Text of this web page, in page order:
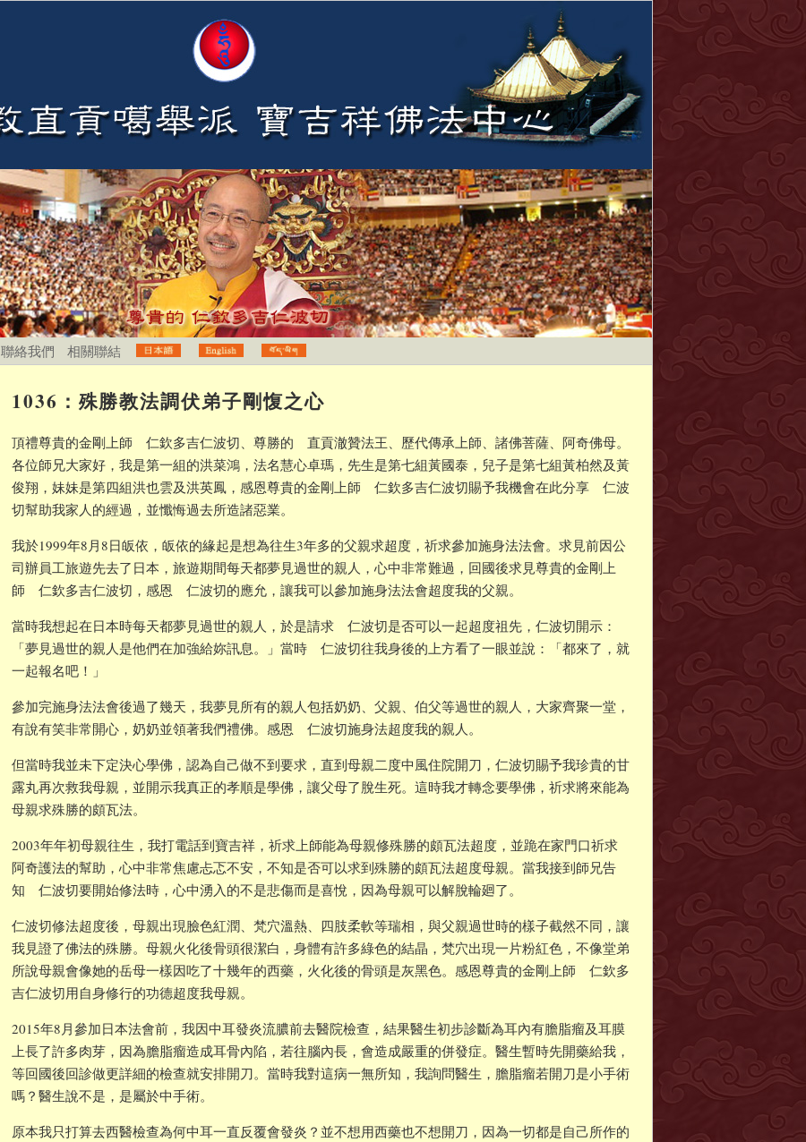
聯絡我們 相關聯結
1036：殊勝教法調伏弟子剛愎之心
頂禮尊貴的金剛上師 仁欽多吉仁波切、尊勝的 直貢澈贊法王、歷代傳承上師、諸佛菩薩、阿奇佛母。
各位師兄大家好，我是第一組的洪菜鴻，法名慧心卓瑪，先生是第七組黃國泰，兒子是第七組黃柏然及黃
俊翔，妹妹是第四組洪也雲及洪英鳳，感恩尊貴的金剛上師 仁欽多吉仁波切賜予我機會在此分享 仁波
切幫助我家人的經過，並懺悔過去所造諸惡業。
我於1999年8月8日皈依，皈依的緣起是想為往生3年多的父親求超度，祈求參加施身法法會。求見前因公
司辦員工旅遊先去了日本，旅遊期間每天都夢見過世的親人，心中非常難過，回國後求見尊貴的金剛上
師 仁欽多吉仁波切，感恩 仁波切的應允，讓我可以參加施身法法會超度我的父親。
當時我想起在日本時每天都夢見過世的親人，於是請求 仁波切是否可以一起超度祖先，仁波切開示：
「夢見過世的親人是他們在加強給妳訊息。」當時 仁波切往我身後的上方看了一眼並說：「都來了，就
一起報名吧！」
參加完施身法法會後過了幾天，我夢見所有的親人包括奶奶、父親、伯父等過世的親人，大家齊聚一堂，
有說有笑非常開心，奶奶並領著我們禮佛。感恩 仁波切施身法超度我的親人。
但當時我並未下定決心學佛，認為自己做不到要求，直到母親二度中風住院開刀，仁波切賜予我珍貴的甘
露丸再次救我母親，並開示我真正的孝順是學佛，讓父母了脫生死。這時我才轉念要學佛，祈求將來能為
母親求殊勝的頗瓦法。
2003年年初母親往生，我打電話到寶吉祥，祈求上師能為母親修殊勝的頗瓦法超度，並跪在家門口祈求
阿奇護法的幫助，心中非常焦慮忐忑不安，不知是否可以求到殊勝的頗瓦法超度母親。當我接到師兄告
知 仁波切要開始修法時，心中湧入的不是悲傷而是喜悅，因為母親可以解脫輪廻了。
仁波切修法超度後，母親出現臉色紅潤、梵穴溫熱、四肢柔軟等瑞相，與父親過世時的樣子截然不同，讓
我見證了佛法的殊勝。母親火化後骨頭很潔白，身體有許多綠色的結晶，梵穴出現一片粉紅色，不像堂弟
所說母親會像她的岳母一樣因吃了十幾年的西藥，火化後的骨頭是灰黑色。感恩尊貴的金剛上師 仁欽多
吉仁波切用自身修行的功德超度我母親。
2015年8月參加日本法會前，我因中耳發炎流膿前去醫院檢查，結果醫生初步診斷為耳內有膽脂瘤及耳膜
上長了許多肉芽，因為膽脂瘤造成耳骨內陷，若往腦內長，會造成嚴重的併發症。醫生暫時先開藥給我，
等回國後回診做更詳細的檢查就安排開刀。當時我對這病一無所知，我詢問醫生，膽脂瘤若開刀是小手術
嗎？醫生說不是，是屬於中手術。
原本我只打算去西醫檢查為何中耳一直反覆會發炎？並不想用西藥也不想開刀，因為一切都是自己所作的